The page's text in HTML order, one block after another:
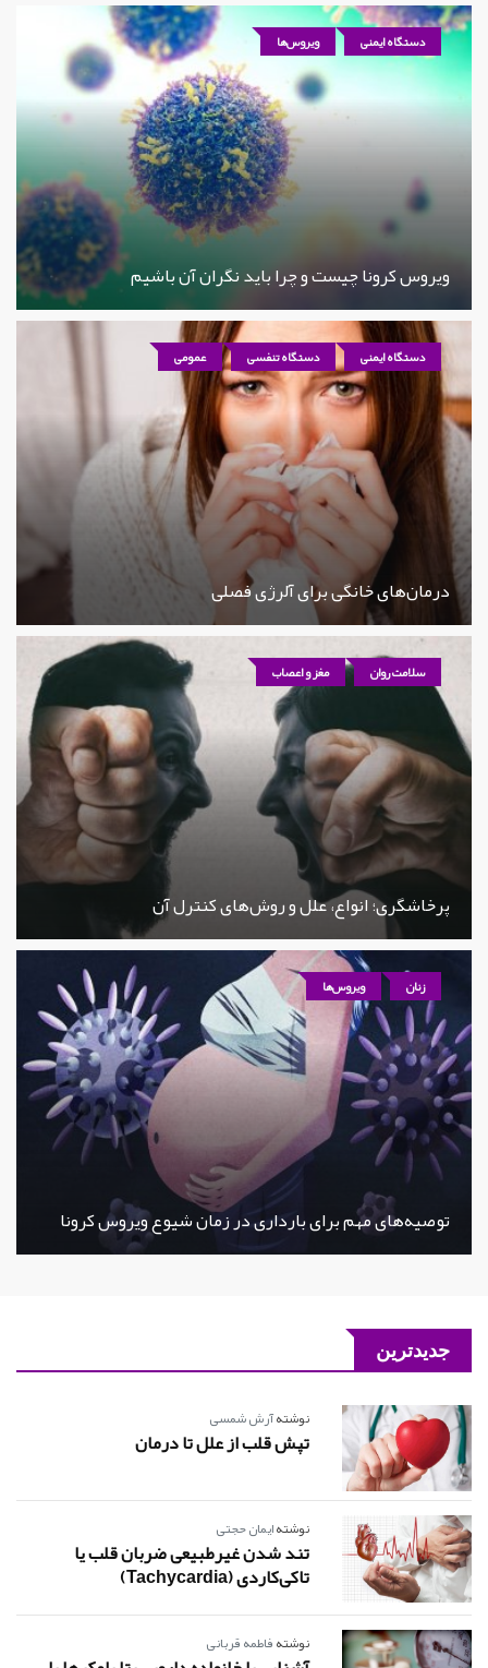
دستگاه ایمنی ویروس‌ها
ویروس کرونا چیست و چرا باید نگران آن باشیم
دستگاه ایمنی دستگاه تنفسی عمومی
درمان‌های خانگی برای آلرژی فصلی
سلامت روان مغز و اعصاب
پرخاشگری؛ انواع، علل و روش‌های کنترل آن
زنان ویروس‌ها
توصیه‌های مهم برای بارداری در زمان شیوع ویروس کرونا
جدیدترین
نوشتهآرش شمسی
تپش قلب از علل تا درمان
نوشتهایمان حجتی
تند شدن‌ غیرطبیعی ضربان‌ قلب‌ یا
تاکی‌کاردی (tachycardia)
نوشتهفاطمه قربانی